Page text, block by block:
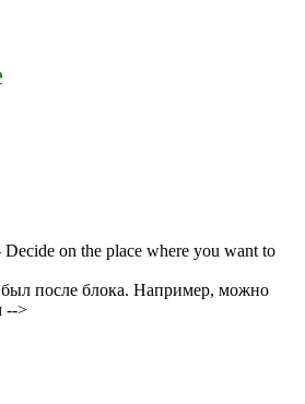
Decide on the place where you want to
после блока. Например, можно
-->